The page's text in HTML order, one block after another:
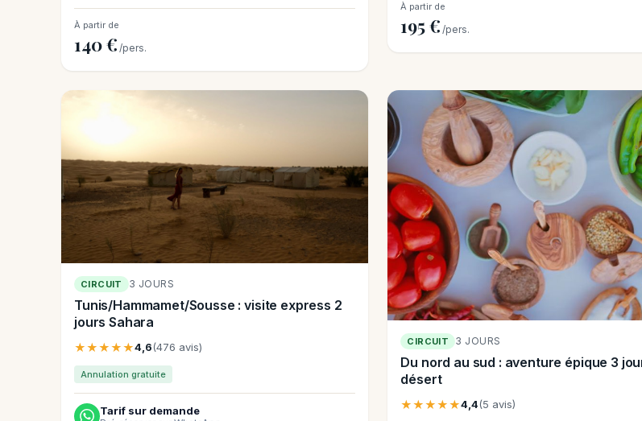
À partir de
140 € /pers.
À partir de
195 € /pers.
CIRCUIT 3 JOURS
Tunis/Hammamet/Sousse : visite express 2
jours Sahara
★★★★★4,6(476 avis)
Annulation gratuite
Tarif sur demande
CIRCUIT 3 JOURS
Du nord au sud : aventure épique 3
désert
★★★★★4,4(5 avis)